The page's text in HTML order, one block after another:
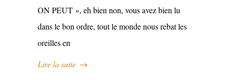
ON PEUT », eh bien non, vous avez bien lu
dans le bon ordre, tout le monde nous rebat les
oreilles en
Lire la suite →